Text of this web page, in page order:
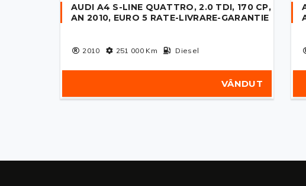
AUDI A4 S-LINE QUATTRO, 2.0 TDI, 170 CP,
AN 2010, EURO 5 RATE-LIVRARE-GARANTIE
2010 251 000Km Diesel
VÂNDUT